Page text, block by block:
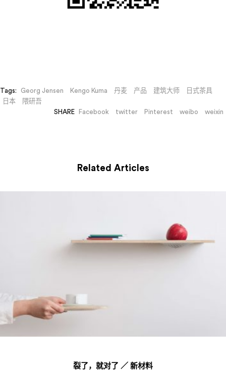
Tags: Georg Jensen Kengo Kuma 丹麦 产品 建筑大师
日式茶具
日本
隈研吾
SHARE
Facebook twitter Pinterest weibo weixin
Related Articles
裂了，就对了 ／ 新材料